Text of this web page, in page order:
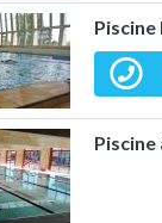
Piscine
Piscine